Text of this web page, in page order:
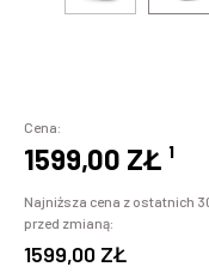
Cena:
1599,00 ZŁ ¹
Najniższa cena z ostatnich
przed zmianą:
1599,00 ZŁ